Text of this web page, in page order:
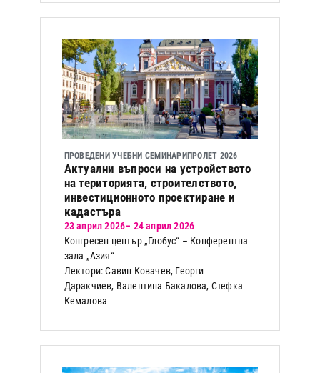
ПРОВЕДЕНИ УЧЕБНИ СЕМИНАРИПРОЛЕТ 2026
Актуални въпроси на устройството
на територията, строителството,
инвестиционното проектиране и
кадастъра
23 април 2026– 24 април 2026
Конгресен център „Глобус“ – Конферентна
зала „Азия“
Лектори: Савин Ковачев, Георги
Даракчиев, Валентина Бакалова, Стефка
Кемалова